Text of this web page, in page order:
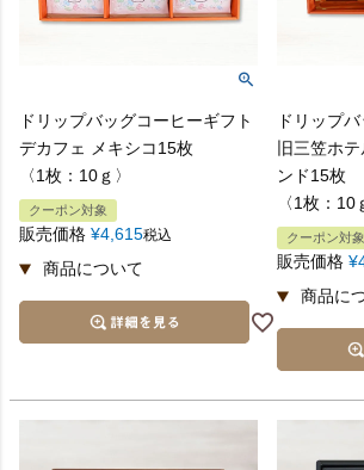
のしのかけ方として一般的ですが、
内熨斗
※ 熨斗に名入れをご希望の方は、熨斗の欄
ドリップバッグコーヒーギフト
デカフェ メキシコ15枚
〈1枚：10ｇ〉
クーポン対象
販売価格 ¥4,615税込
ドリップ
旧三笠ホ
ンド15枚
〈1枚：10
クーポン対象
販売価格 ¥